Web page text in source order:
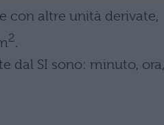
con altre unità derivate,
2.
dal SI sono: minuto, ora,